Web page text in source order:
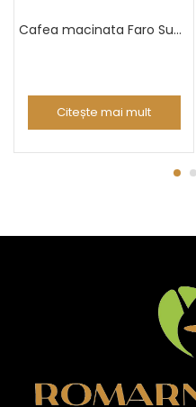
Cafea macinata Faro Suprema 100% Arabica cutie 250g
Citește mai mult